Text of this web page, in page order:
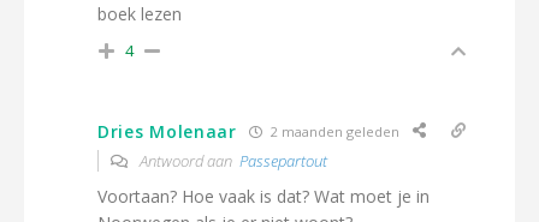
boek lezen
4
Dries Molenaar 2 maanden geleden
Antwoord aan Passepartout
Voortaan? Hoe vaak is dat? Wat moet je in